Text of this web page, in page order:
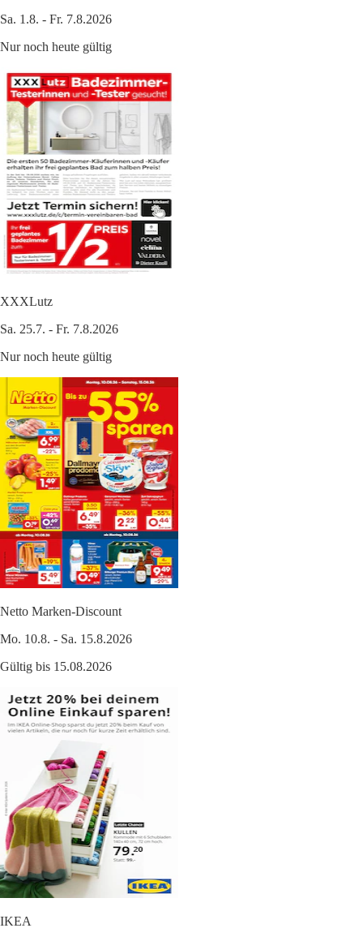
Sa. 1.8. - Fr. 7.8.2026
Nur noch heute gültig
XXXLutz
Sa. 25.7. - Fr. 7.8.2026
Nur noch heute gültig
Netto Marken-Discount
Mo. 10.8. - Sa. 15.8.2026
Gültig bis 15.08.2026
IKEA